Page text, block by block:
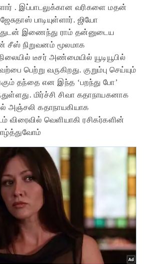
. இப்பாடலுக்கான வரிகளை மதன்
பாடியுள்ளார். ஜியோ
இணைந்து ராம் தன்னுடைய
நிறுவனம் மூலமாக
டீசர் அண்மையில் யூடியூபில்
பெற்று வருகிறது. குறும்பு செய்யும்
தந்தை என இந்த ‘பறந்து போ’
மிர்ச்சி சிவா கதாநாயகனாக
அஞ்சலி கதாநாயகியாக
விரைவில் வெளியாகி ரசிகர்களின்